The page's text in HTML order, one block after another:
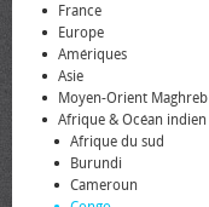
France
Europe
Amériques
Asie
Moyen-Orient Maghreb
Afrique & Océan indien
Afrique du sud
Burundi
Cameroun